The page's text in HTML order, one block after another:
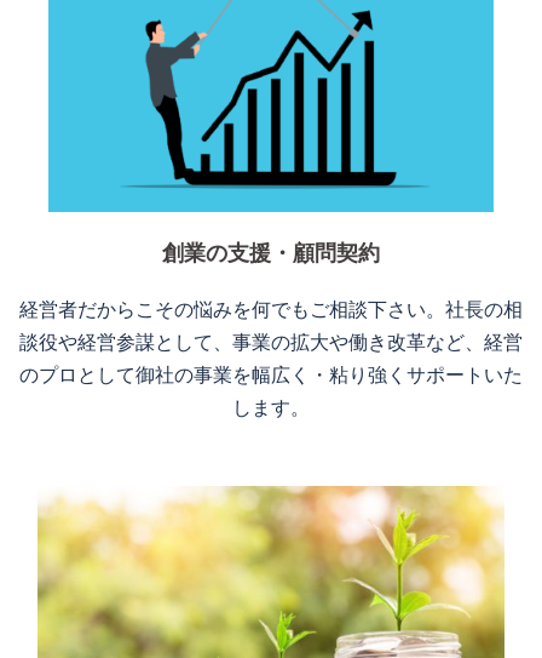
創業の支援・顧問契約
経営者だからこその悩みを何でもご相談下さい。社長の相
談役や経営参謀として、事業の拡大や働き改革など、経営
のプロとして御社の事業を幅広く・粘り強くサポートいた
します。